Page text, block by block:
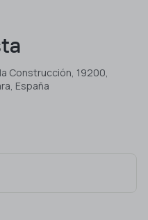
la Construcción, 19200,
España